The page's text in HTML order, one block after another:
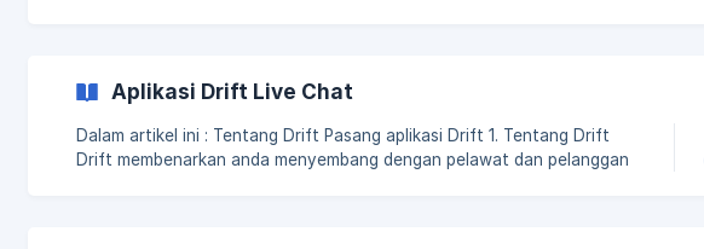
pelanggan kedai menghubungi anda dengan serta-merta melalui nombor
Aplikasi Drift Live Chat
Dalam artikel ini : Tentang Drift Pasang aplikasi Drift 1. Tentang Drift
Drift membenarkan anda menyembang dengan pelawat dan pelanggan